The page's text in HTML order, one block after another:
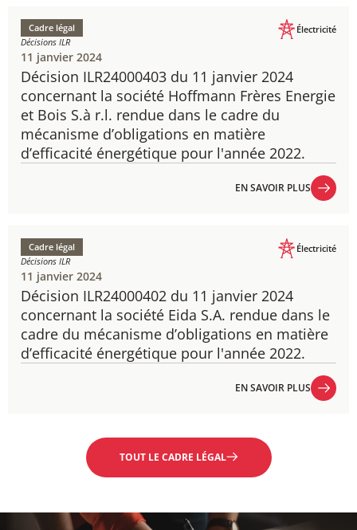
Décision ILR24000403 du 11 janvier 2024
​concernant la société Hoffmann Frères Energie
et Bois S.à r.l. rendue dans le cadre du
mécanisme d’obligations en matière
d’efficacité énergétique pour l'année 2022.
Cadre légal
Décisions ILR
Électricité
11 janvier 2024
EN SAVOIR PLUS
Décision ILR24000402 du 11 janvier 2024
concernant la société Eida S.A. rendue dans le
cadre du mécanisme d’obligations en matière
d’efficacité énergétique pour l'année 2022.
Cadre légal
Décisions ILR
Électricité
11 janvier 2024
EN SAVOIR PLUS
TOUT LE CADRE LÉGAL